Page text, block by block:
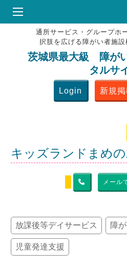
HOME
♥お気にりブ
掲載会員
よくある
通所サービス・グループホ
択肢を広げる障がい者施設
茨城県最大級 障が
タルサ
Login 新規
キッズランドまめ
メール
放課後等デイサービス 障
児童発達支援